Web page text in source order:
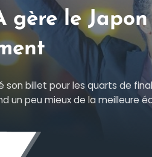
gère le
son billet pour les quarts de
un peu mieux de la meilleure